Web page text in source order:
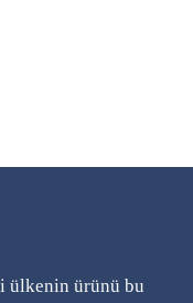
ülkenin ürünü bu